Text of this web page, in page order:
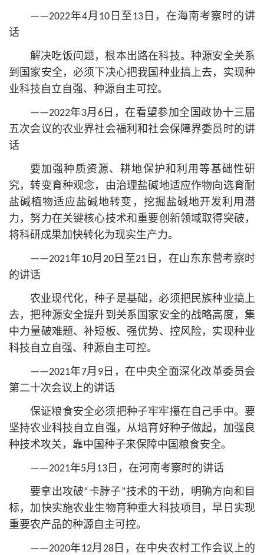
——2022年4月10日至13日，在海南考察时的讲
话
解决吃饭问题，根本出路在科技。种源安全关系
到国家安全，必须下决心把我国种业搞上去，实现种
业科技自立自强、种源自主可控。
——2022年3月6日，在看望参加全国政协十三届
五次会议的农业界社会福利和社会保障界委员时的讲
话
要加强种质资源、耕地保护和利用等基础性研
究，转变育种观念，由治理盐碱地适应作物向选育耐
盐碱植物适应盐碱地转变，挖掘盐碱地开发利用潜
力，努力在关键核心技术和重要创新领域取得突破，
将科研成果加快转化为现实生产力。
——2021年10月20日至21日，在山东东营考察时
的讲话
农业现代化，种子是基础，必须把民族种业搞上
去，把种源安全提升到关系国家安全的战略高度，集
中力量破难题、补短板、强优势、控风险，实现种业
科技自立自强、种源自主可控。
——2021年7月9日，在中央全面深化改革委员会
第二十次会议上的讲话
保证粮食安全必须把种子牢牢攥在自己手中。要
坚持农业科技自立自强，从培育好种子做起，加强良
种技术攻关，靠中国种子来保障中国粮食安全。
——2021年5月13日，在河南考察时的讲话
要拿出攻破“卡脖子”技术的干劲，明确方向和目
标，加快实施农业生物育种重大科技项目，早日实现
重要农产品的种源自主可控。
——2020年12月28日，在中央农村工作会议上的